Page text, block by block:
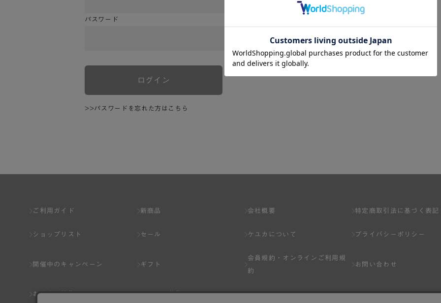
パスワード
ログイン
>>パスワードを忘れた方はこちら
ご利用ガイド
ショップリスト
開催中のキャンペーン
おすすめ特集
新商品
セール
ギフト
スタッフ募集
会社概要
ケユカについて
会員規約・
オンラインご利用規
約
Q&A
特定商取引法に基づく表記
プライバシーポリシー
お問い合わせ